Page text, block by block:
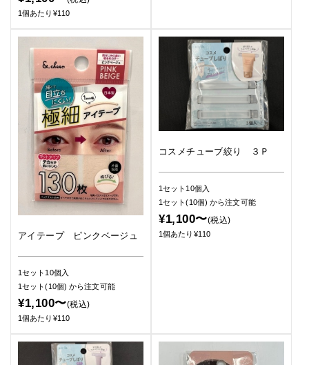
1個あたり¥110
アイテープ ピンクベージュ
1セット10個入
1セット(10個)から注文可能
¥1,100〜(税込)
1個あたり¥110
コスメチューブ絞り ３Ｐ
1セット10個入
1セット(10個)から注文可能
¥1,100〜(税込)
1個あたり¥110